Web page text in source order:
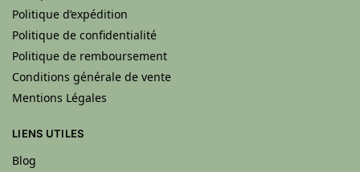
Politique d’expédition
Politique de confidentialité
Politique de remboursement
Conditions générale de vente
Mentions Légales
LIENS UTILES
Blog